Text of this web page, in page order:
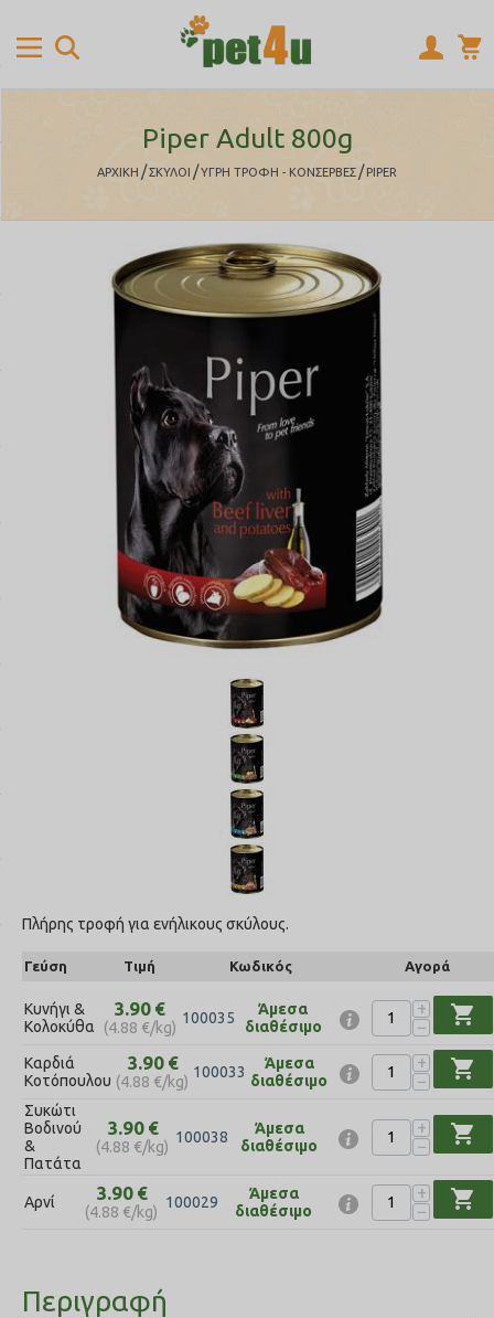
Piper Adult 800g
ΑΡΧΙΚΉ /ΣΚΥΛΟΙ /ΥΓΡΗ ΤΡΟΦΗ - ΚΟΝΣΕΡΒΕΣ / PIPER
Πλήρης τροφή για ενήλικους σκύλους.
Γεύση Τιμή Κωδικός Αγορά
Κυνήγι &
Κολοκύθα
3.90 €
(4.88 €/kg)
100035
Άμεσα
διαθέσιμο
+
−
shopping_cart
Καρδιά
Κοτόπουλου
3.90 €
(4.88 €/kg)
100033
Άμεσα
διαθέσιμο
+
−
shopping_cart
Συκώτι
Βοδινού
&
Πατάτα
3.90 €
(4.88 €/kg)
100038
Άμεσα
διαθέσιμο
+
−
shopping_cart
Αρνί 3.90 €
(4.88 €/kg)
100029
Άμεσα
διαθέσιμο
+
−
shopping_cart
Περιγραφή